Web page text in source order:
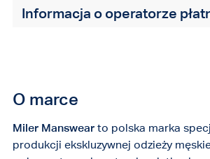
Informacja o operatorze
O marce
Miler Manswearto polska marka
produkcji ekskluzywnej odzieży